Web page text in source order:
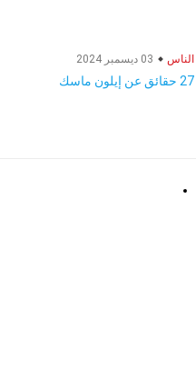
الناس
27 حقائق عن إيلون ماسك